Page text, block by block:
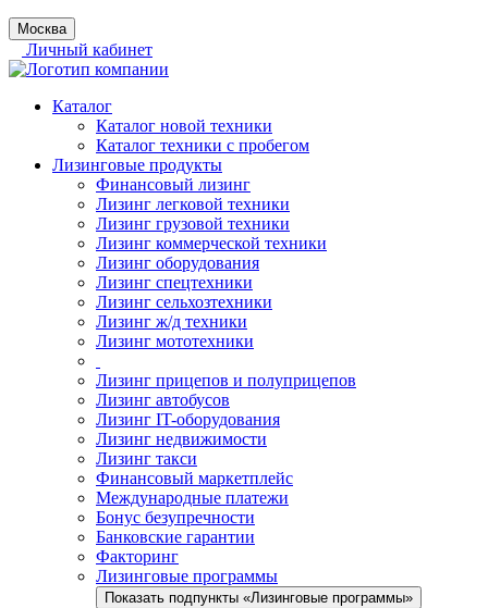
Москва
Личный кабинет
Каталог
Каталог новой техники
Каталог техники с пробегом
Лизинговые продукты
Финансовый лизинг
Лизинг легковой техники
Лизинг грузовой техники
Лизинг коммерческой техники
Лизинг оборудования
Лизинг спецтехники
Лизинг сельхозтехники
Лизинг ж/д техники
Лизинг мототехники
Лизинг прицепов и полуприцепов
Лизинг автобусов
Лизинг IT-оборудования
Лизинг недвижимости
Лизинг такси
Финансовый маркетплейс
Международные платежи
Бонус безупречности
Банковские гарантии
Факторинг
Лизинговые программы
Показать подпункты «Лизинговые программы»